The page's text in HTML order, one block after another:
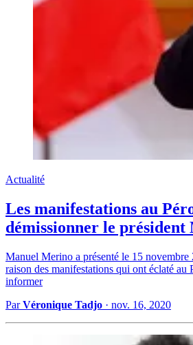
Actualité
Les manifestations au
démissionner le
Manuel Merino a présenté le 15 novembre
raison des manifestations qui ont éclaté au
informer
ParVéronique Tadjo · nov. 16, 2020